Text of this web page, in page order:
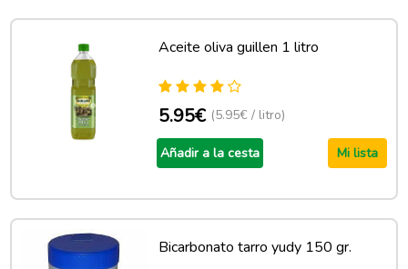
Aceite oliva guillen 1 litro
5.95€ (5.95€ / litro)
Añadir a la cesta Mi lista
Bicarbonato tarro yudy 150 gr.